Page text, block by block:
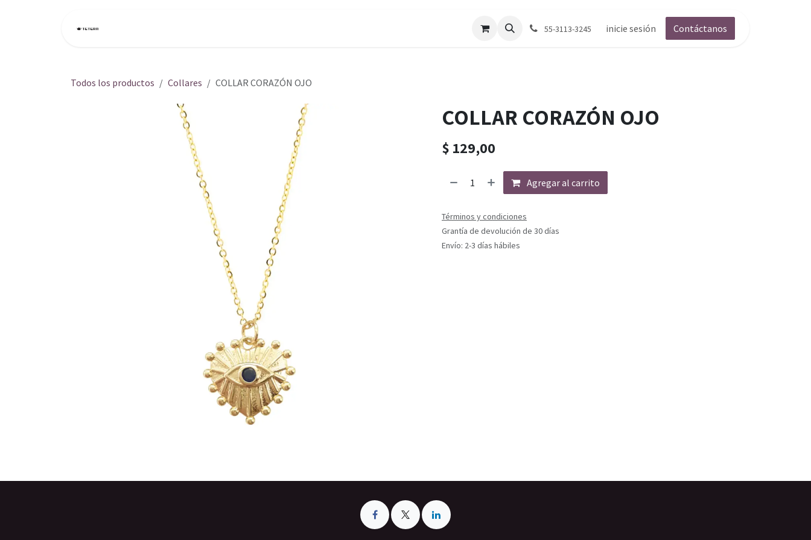
55-3113-3245 inicie sesión Contáctanos
Todos los productos Collares COLLAR CORAZÓN OJO
COLLAR CORAZÓN OJO
$ 129,00
Agregar al carrito
Términos y condiciones
Grantía de devolución de 30 días
Envío: 2-3 días hábiles